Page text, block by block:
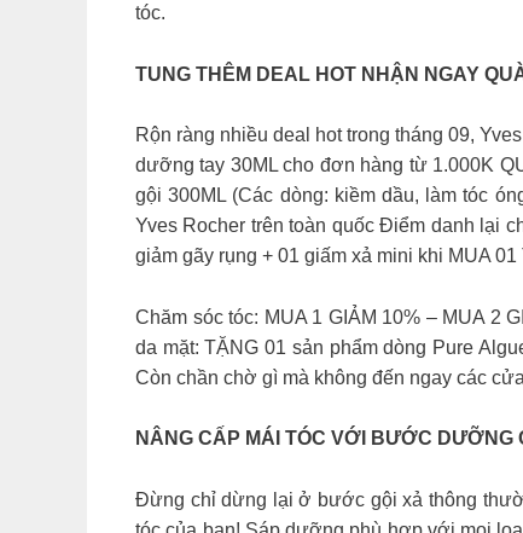
tóc.
TUNG THÊM DEAL HOT NHẬN NGAY
Rộn ràng nhiều deal hot trong tháng 09,
dưỡng tay 30ML cho đơn hàng từ 1.000K
gội 300ML (Các dòng: kiềm dầu, làm tóc
Yves Rocher trên toàn quốc Điểm danh lại
giảm gãy rụng + 01 giấm xả mini khi MUA
Chăm sóc tóc: MUA 1 GIẢM 10% – MUA 2
da mặt: TẶNG 01 sản phẩm dòng Pure
Còn chần chờ gì mà không đến ngay các
NÂNG CẤP MÁI TÓC VỚI BƯỚC
Đừng chỉ dừng lại ở bước gội xả thông